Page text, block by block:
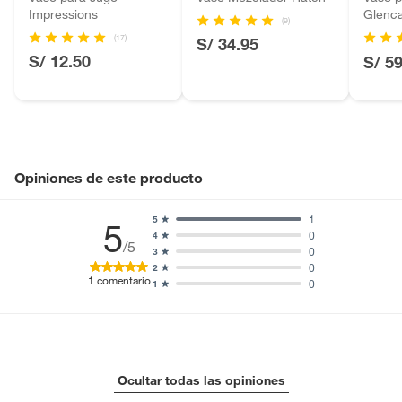
Motocicletas y bicicletas motorizadas.
Licores y cigarros electrónicos.
Impressions
(17)
S/ 12.50
(9)
S/ 34.95
S/
Opiniones de este producto
5/5
1 comentario1 0
2 0
3 0
4 0
5 1
Ocultar todas las opiniones